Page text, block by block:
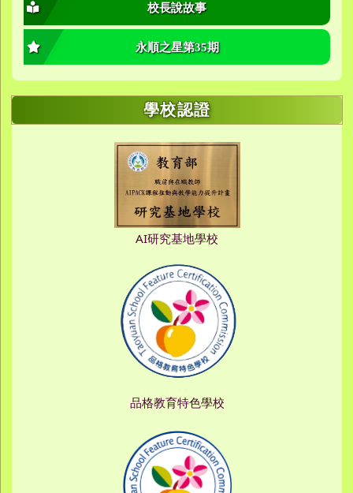
校長說故事
永順之星第35期
學校認證
AI研究基地學校
品格教育特色學校